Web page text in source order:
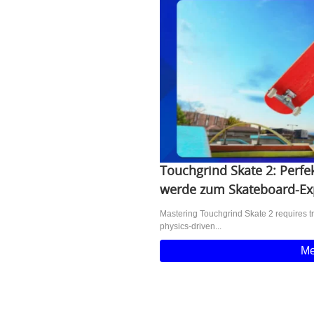
Touchgrind Skate 2:
werde zum Skateboard-
Mastering Touchgrind Skate 2 requires
physics-driven...